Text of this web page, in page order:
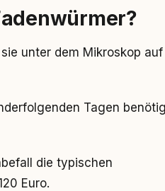
unter dem Mikroskop auf
Tagen
die typischen
Euro.